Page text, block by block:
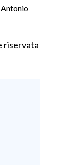
Antonio
riservata